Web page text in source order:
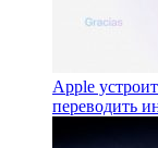
Apple
переводить